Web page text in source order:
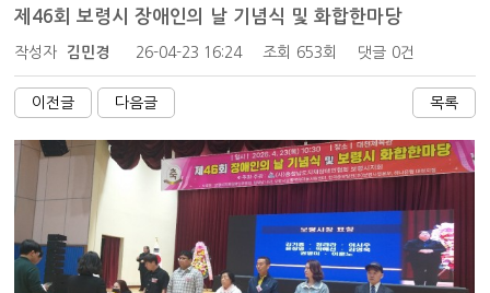
제46회 보령시 장애인의 날 기념식 및 화합한마당
작성자 김민경 26-04-23 16:24 조회 653회 댓글 0건
이전글 다음글 목록